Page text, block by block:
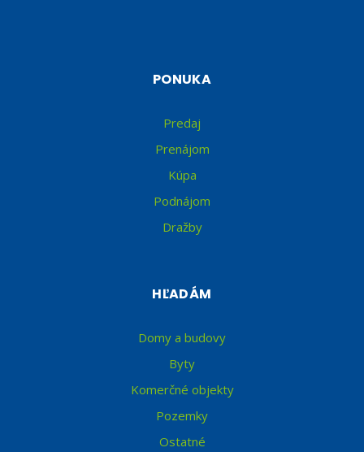
PONUKA
Predaj
Prenájom
Kúpa
Podnájom
Dražby
HĽADÁM
Domy a budovy
Byty
Komerčné objekty
Pozemky
Ostatné